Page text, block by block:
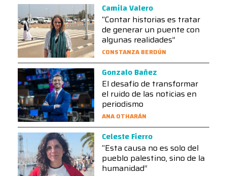
Camila Valero
“Contar historias es tratar
de generar un puente con
algunas realidades”
CONSTANZA BERDÚN
Gonzalo Bañez
El desafío de transformar
el ruido de las noticias en
periodismo
ANA OTHARÁN
Celeste Fierro
“Esta causa no es solo del
pueblo palestino, sino de la
humanidad”